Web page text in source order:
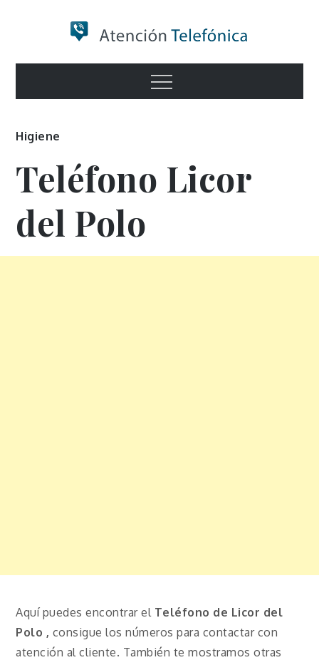
Numero de
Información
Menu
Higiene
Teléfono Licor
del Polo
Aquí puedes encontrar el Teléfono de Licor del
Polo , consigue los números para contactar con
atención al cliente. También te mostramos otras